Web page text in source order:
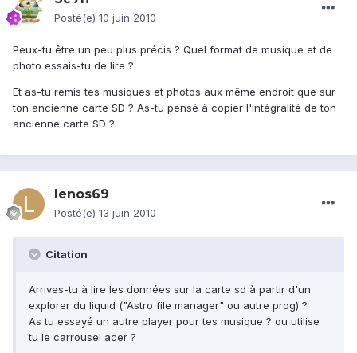
Posté(e) 10 juin 2010
Peux-tu être un peu plus précis ? Quel format de musique et de
photo essais-tu de lire ?
Et as-tu remis tes musiques et photos aux même endroit que sur
ton ancienne carte SD ? As-tu pensé à copier l'intégralité de ton
ancienne carte SD ?
lenos69
Posté(e) 13 juin 2010
Citation
Arrives-tu à lire les données sur la carte sd à partir d'un
explorer du liquid ("Astro file manager" ou autre prog) ?
As tu essayé un autre player pour tes musique ? ou utilise
tu le carrousel acer ?